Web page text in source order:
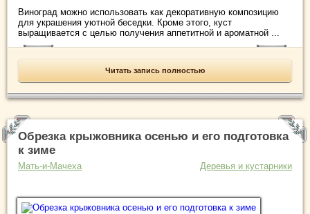
Виноград можно использовать как декоративную композицию
для украшения уютной беседки. Кроме этого, куст
выращивается с целью получения аппетитной и ароматной ...
Читать запись полностью
Обрезка крыжовника осенью и его подготовка
к зиме
Мать-и-Мачеха Деревья и кустарники